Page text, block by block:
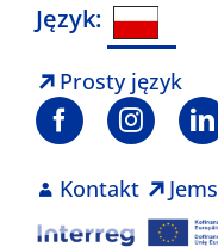
Skip
content
Język:
Prosty język
Kontakt Jems